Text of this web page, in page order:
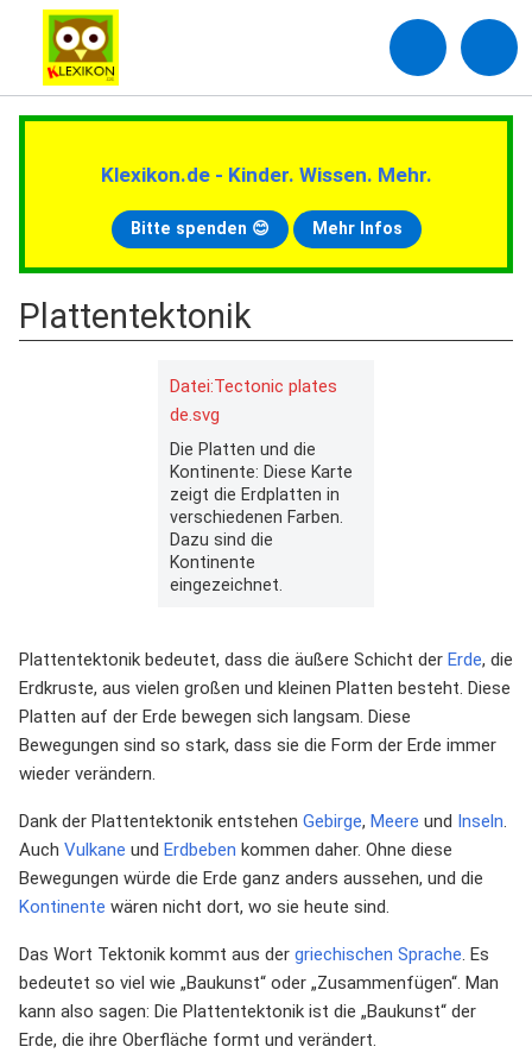
Klexikon.de - Kinder. Wissen. Mehr.
Bitte spenden 😊 Mehr Infos
Plattentektonik
Datei:Tectonic plates
de.svg
Die Platten und die
Kontinente: Diese Karte
zeigt die Erdplatten in
verschiedenen Farben.
Dazu sind die
Kontinente
eingezeichnet.
Plattentektonik bedeutet, dass die äußere Schicht der Erde, die
Erdkruste, aus vielen großen und kleinen Platten besteht. Diese
Platten auf der Erde bewegen sich langsam. Diese
Bewegungen sind so stark, dass sie die Form der Erde immer
wieder verändern.
Dank der Plattentektonik entstehen Gebirge, Meere und Inseln.
Auch Vulkane und Erdbeben kommen daher. Ohne diese
Bewegungen würde die Erde ganz anders aussehen, und die
Kontinente wären nicht dort, wo sie heute sind.
Das Wort Tektonik kommt aus der griechischen Sprache. Es
bedeutet so viel wie „Baukunst“ oder „Zusammenfügen“. Man
kann also sagen: Die Plattentektonik ist die „Baukunst“ der
Erde, die ihre Oberfläche formt und verändert.